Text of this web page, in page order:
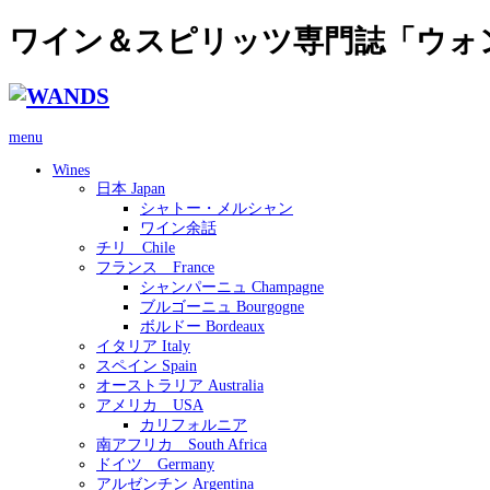
ワイン＆スピリッツ専門誌「ウォ
menu
Wines
日本 Japan
シャトー・メルシャン
ワイン余話
チリ Chile
フランス France
シャンパーニュ Champagne
ブルゴーニュ Bourgogne
ボルドー Bordeaux
イタリア Italy
スペイン Spain
オーストラリア Australia
アメリカ USA
カリフォルニア
南アフリカ South Africa
ドイツ Germany
アルゼンチン Argentina